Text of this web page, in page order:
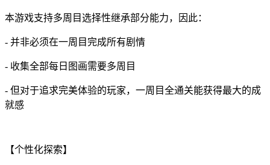
本游戏支持多周目选择性继承部分能力，因此：
- 并非必须在一周目完成所有剧情
- 收集全部每日图画需要多周目
- 但对于追求完美体验的玩家，一周目全通关能获得最大的成
就感
【个性化探索】